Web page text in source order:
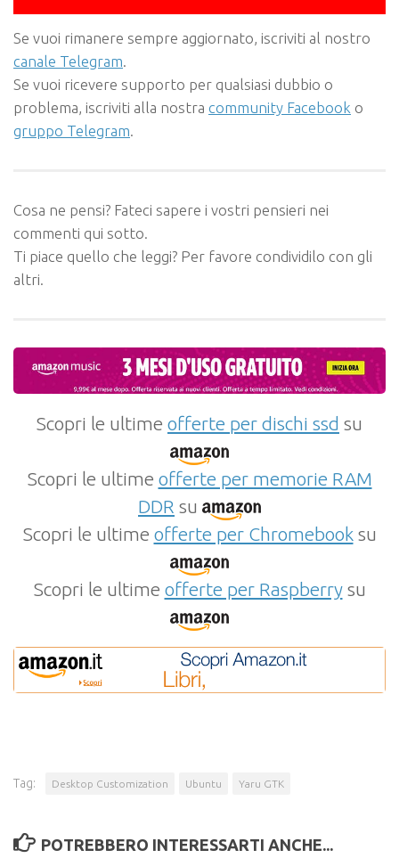
Se vuoi rimanere sempre aggiornato, iscriviti al nostro
canale Telegram.
Se vuoi ricevere supporto per qualsiasi dubbio o
problema, iscriviti alla nostra community Facebook o
gruppo Telegram.
Cosa ne pensi? Fateci sapere i vostri pensieri nei
commenti qui sotto.
Ti piace quello che leggi? Per favore condividilo con gli
altri.
Scopri le ultime offerte per dischi ssd su
Scopri le ultime offerte per memorie RAM
DDR su
Scopri le ultime offerte per Chromebooksu
Scopri le ultime offerte per Raspberrysu
Tag: Desktop Customization Ubuntu Yaru GTK
POTREBBERO INTERESSARTI ANCHE...